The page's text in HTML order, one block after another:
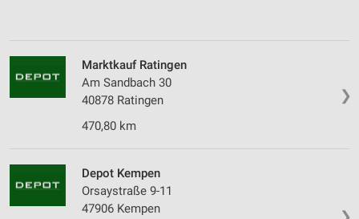
❯
Marktkauf Ratingen
Am Sandbach 30
40878 Ratingen
470,80 km
Depot Kempen
Orsaystraße 9-11
47906 Kempen